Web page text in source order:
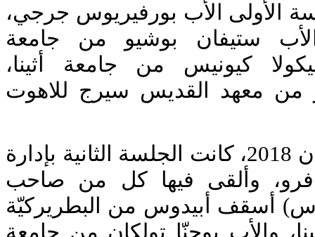
الأولى الأب بورفيريوس جرجي،
ستيفان بوشيو من جامعة
كيونيس من جامعة أثينا،
من معهد القديس سيرج للاهوت
وفي اليوم الثاني 8 حزيران 2018، كانت الجلسة الثانية بإدارة
وألقى فيها كل من صاحب
أسقف أبيدوس من البطريركيّة
والأب يوحنّا تولكان من جامعة